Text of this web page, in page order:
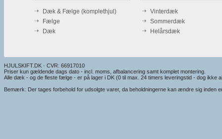
Dæk & Fælge (komplethjul)
Fælge
Dæk
Vinterdæk
Sommerdæk
Helårsdæk
HJULSKIFT.DK · CVR: 66917010
Priser kun gældende dags dato - incl. moms, afbalancering samt komplet montering.
Alle dæk - og de fleste fælge - er på lager i DK (0 til max. 24 timers leveringstid - dog ikke
Bemærk: Der tages forbehold for udsolgte varer, da beholdningerne kan ændre sig inden